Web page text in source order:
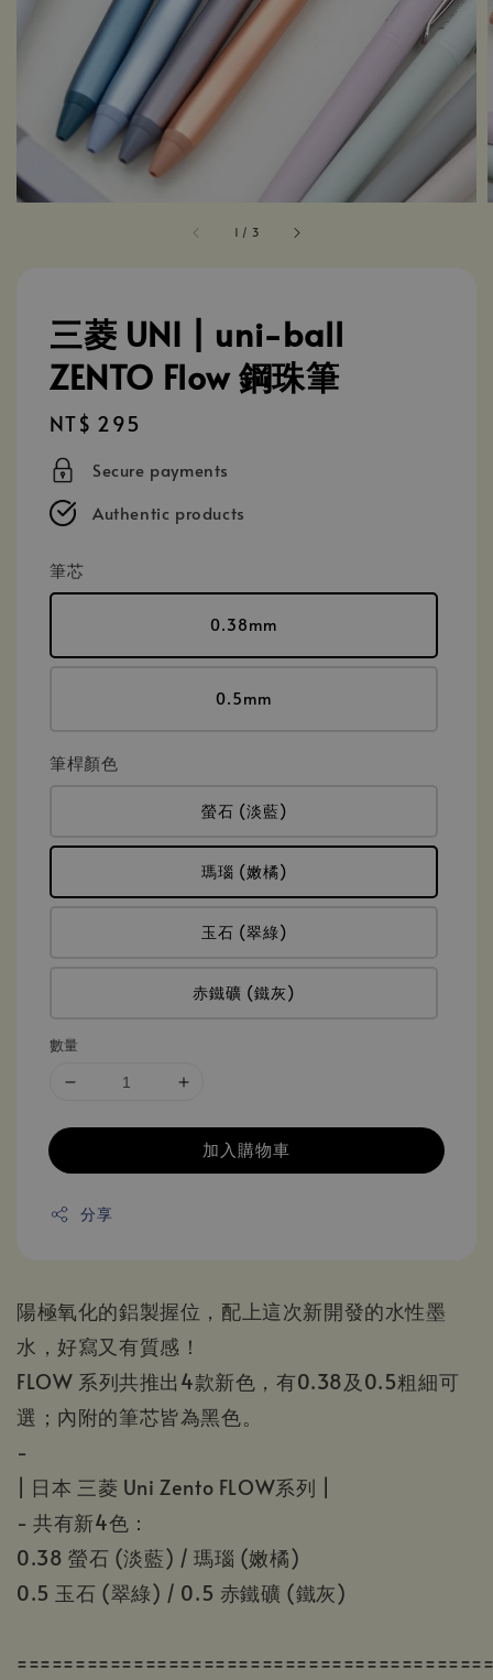
1 / 3
三菱 UNI | uni-ball
ZENTO Flow 鋼珠筆
Regular
price
NT$ 295
Secure payments
Authentic products
筆芯
0.38mm
0.5mm
筆桿顏色
螢石 (淡藍)
瑪瑙 (嫩橘)
玉石 (翠綠)
赤鐵礦 (鐵灰)
數量
加入購物車
分享
陽極氧化的鋁製握位，配上這次新開發的水性墨
水，好寫又有質感！
FLOW 系列共推出4款新色，有0.38及0.5粗細可
選；內附的筆芯皆為黑色。
-
| 日本 三菱 Uni Zento FLOW系列 |
- 共有新4色：
0.38 螢石 (淡藍) / 瑪瑙 (嫩橘)
0.5 玉石 (翠綠) / 0.5 赤鐵礦 (鐵灰)